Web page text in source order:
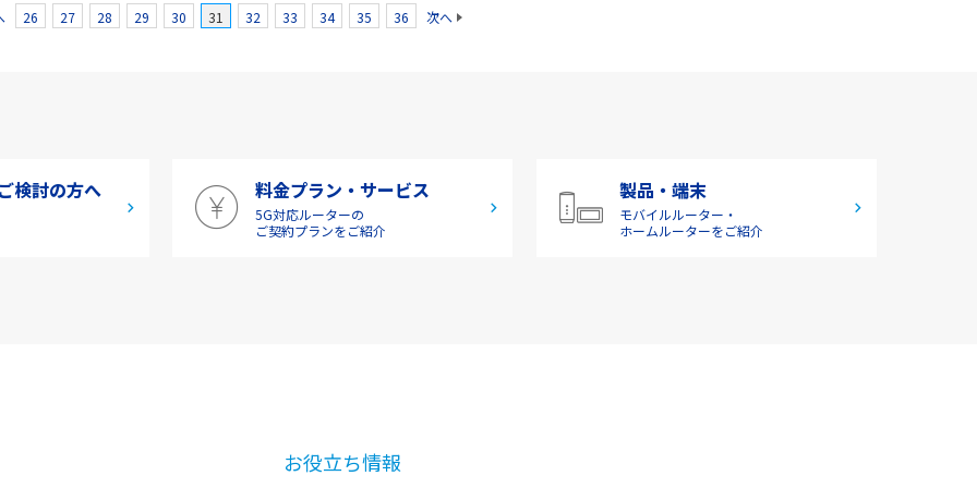
26 27 28 29 30 31 32 33 34 35 36 次へ
検討の方へ 料金プラン・サービス
5G対応ルーターの
ご契約プランをご紹介
製品・端末
モバイルルーター・
ホームルーターをご紹介
お役立ち情報